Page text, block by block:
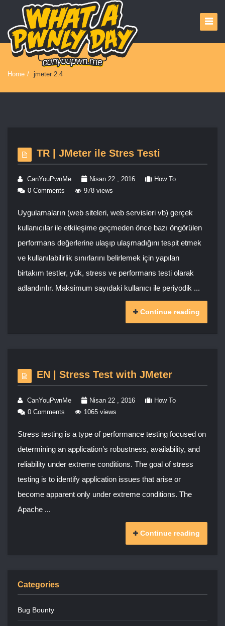
Home / jmeter 2.4
TR | JMeter ile Stres Testi
CanYouPwnMe Nisan 22 , 2016
How To
0 Comments
978 views
Uygulamaların (web siteleri, web servisleri vb) gerçek
kullanıcılar ile etkileşime geçmeden önce bazı öngörülen
performans değerlerine ulaşıp ulaşmadığını tespit etmek
ve kullanılabilirlik sınırlarını belirlemek için yapılan
birtakım testler, yük, stress ve performans testi olarak
adlandırılır. Maksimum sayıdaki kullanıcı ile periyodik ...
Continue reading
EN | Stress Test with JMeter
CanYouPwnMe Nisan 22 , 2016
How To
0 Comments
1065 views
Stress testing is a type of performance testing focused on
determining an application’s robustness, availability, and
reliability under extreme conditions. The goal of stress
testing is to identify application issues that arise or
become apparent only under extreme conditions. The
Apache ...
Continue reading
Categories
Bug Bounty